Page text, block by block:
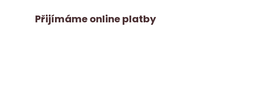
Přijímáme online platby